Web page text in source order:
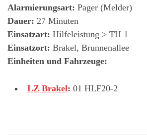
Alarmierungsart: Pager (Melder)
Dauer: 27 Minuten
Einsatzart: Hilfeleistung > TH 1
Einsatzort: Brakel, Brunnenallee
Einheiten und Fahrzeuge:
LZ Brakel: 01 HLF20-2